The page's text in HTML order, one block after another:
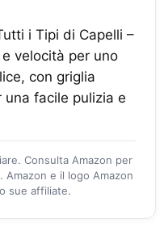
i Tipi di Capelli –
velocità per uno
con griglia
facile pulizia e
Consulta Amazon per
e il logo Amazon
sue affiliate.